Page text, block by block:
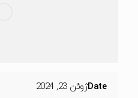
Dateژوئن 23, 2024